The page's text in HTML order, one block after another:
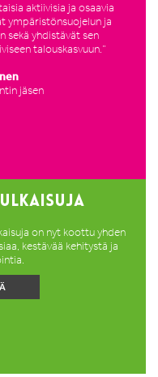
aktiivisia ja osaavia
ympäristönsuojelun ja
sekä yhdistävät sen
talouskasvuun.”
jäsen
on nyt koottu yhden
kestävää kehitystä ja